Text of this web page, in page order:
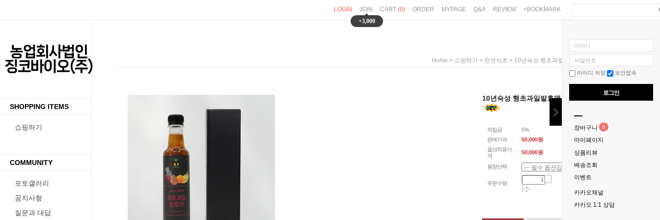
LOGIN
JOIN
+3,000
CART (0) ORDER MYPAGE Q&A REVIEW +BOOKMARK
SHOPPING ITEMS
쇼핑하기
COMMUNITY
포토갤러리
공지사항
질문과 대답
아이디
비밀번호
아이디 저장 보안접속
로그인
장바구니 0
마이페이지
상품리뷰
배송조회
이벤트
카카오채널
카카오 1:1 상담
Home > 쇼핑하기 > 천연식초 > 10년숙성 행초과일발효액 250ml,500ml,750ml 선택
10년숙성 행초과일발효액 250ml,500ml,750ml 선택
적립금
5%
판매가격
50,000원
옵션적용가
격
50,000원
용량선택
주문수량
수량증가